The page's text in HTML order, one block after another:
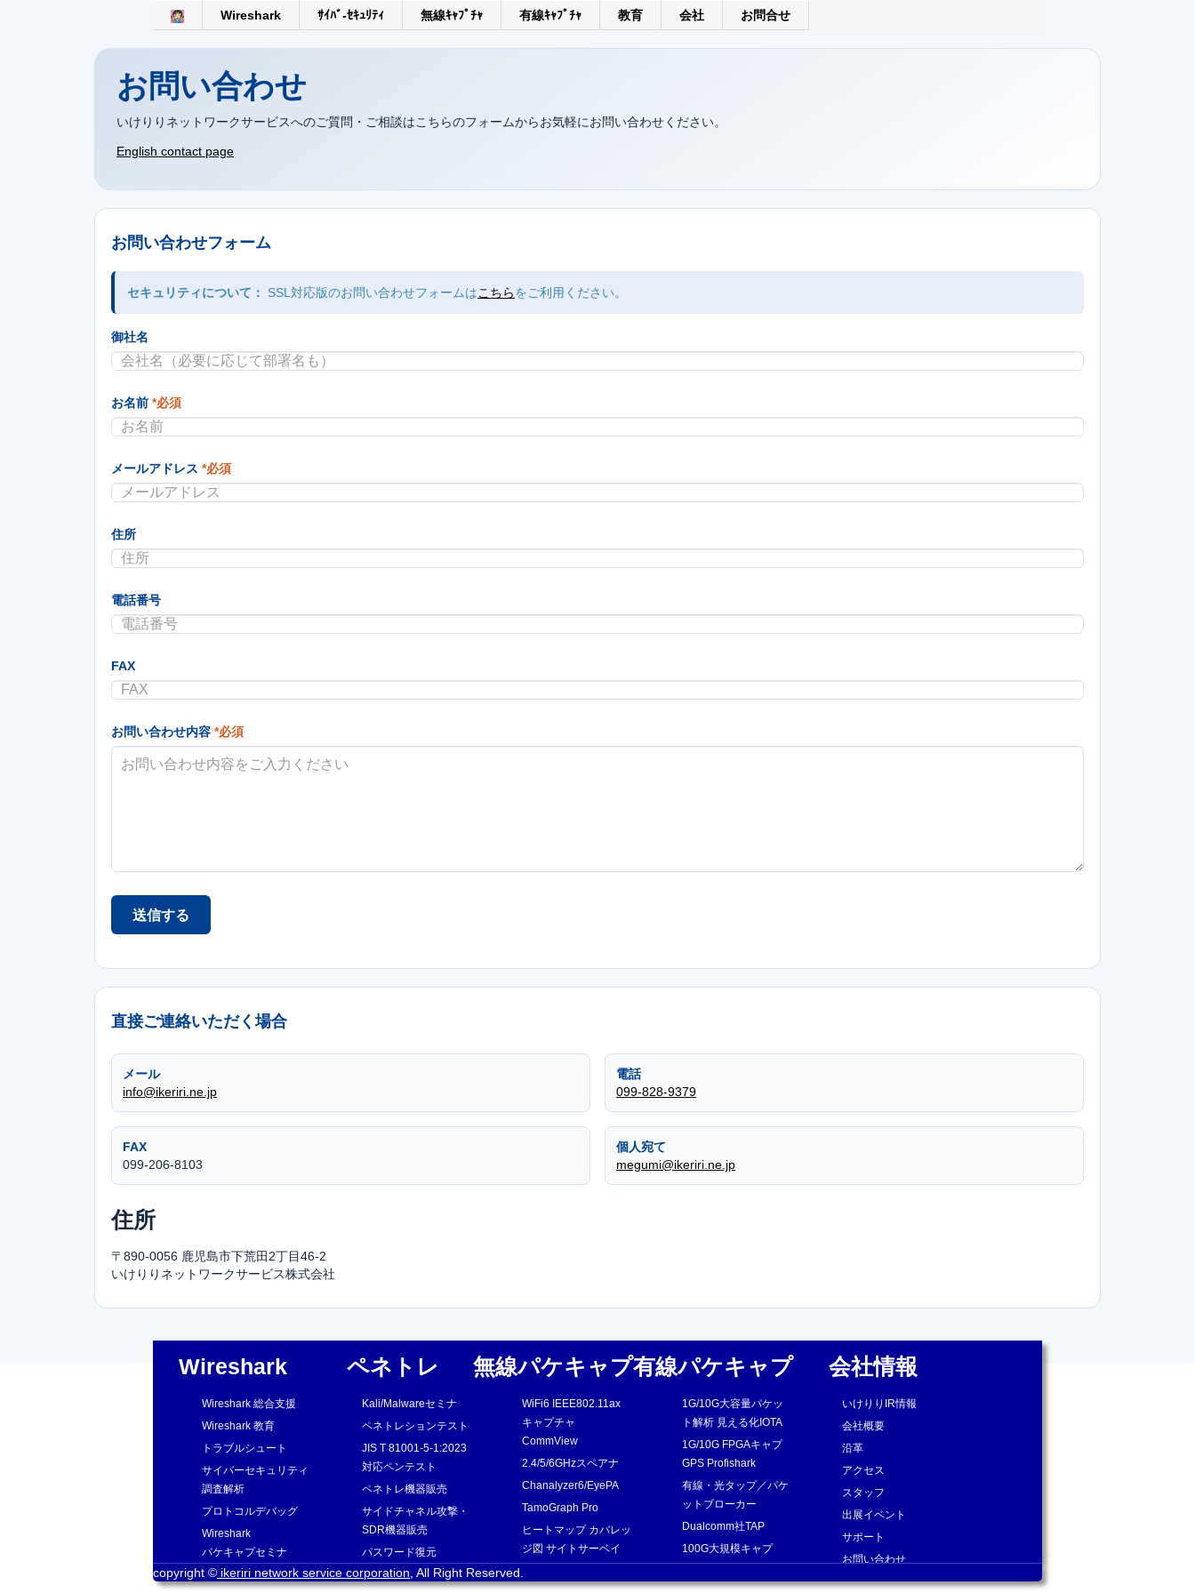
Wireshark ｻｲﾊﾞ-ｾｷｭﾘﾃｨ 無線ｷｬﾌﾟﾁｬ 有線ｷｬﾌﾟﾁｬ 教育 会社 お問合せ
お問い合わせ
いけりりネットワークサービスへのご質問・ご相談はこちらのフォームからお気軽にお問い合わせください。
English contact page
お問い合わせフォーム
セキュリティについて： SSL対応版のお問い合わせフォームはこちらをご利用ください。
御社名
お名前 *必須
メールアドレス *必須
住所
電話番号
FAX
お問い合わせ内容 *必須
送信する
直接ご連絡いただく場合
メール
info@ikeriri.ne.jp
電話
099-828-9379
FAX
099-206-8103
個人宛て
megumi@ikeriri.ne.jp
住所
〒890-0056 鹿児島市下荒田2丁目46-2
いけりりネットワークサービス株式会社
Wireshark
Wireshark 総合支援
Wireshark 教育
トラブルシュート
サイバーセキュリティ
調査解析
プロトコルデバッグ
Wireshark
パケキャプセミナ
ペネトレ
Kali/Malwareセミナ
ペネトレションテスト
JIS T 81001-5-1:2023
対応ペンテスト
ペネトレ機器販売
サイドチャネル攻撃・
SDR機器販売
パスワード復元
無線パケキャプ
WiFi6 IEEE802.11ax
キャプチャ
CommView
2.4/5/6GHzスペアナ
Chanalyzer6/EyePA
TamoGraph Pro
ヒートマップ カバレッ
ジ図 サイトサーベイ
有線パケキャプ
1G/10G大容量パケッ
ト解析 見える化IOTA
1G/10G FPGAキャプ
GPS Profishark
有線・光タップ／パケ
ットブローカー
Dualcomm社TAP
100G大規模キャプ
会社情報
いけりりIR情報
会社概要
沿革
アクセス
スタッフ
出展イベント
サポート
お問い合わせ
copyright © ikeriri network service corporation , All Right Reserved.